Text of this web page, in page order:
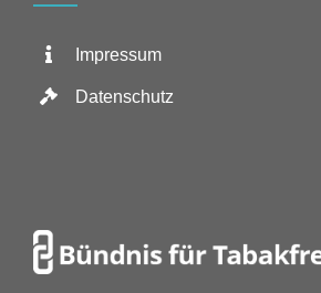
Impressum
Datenschutz